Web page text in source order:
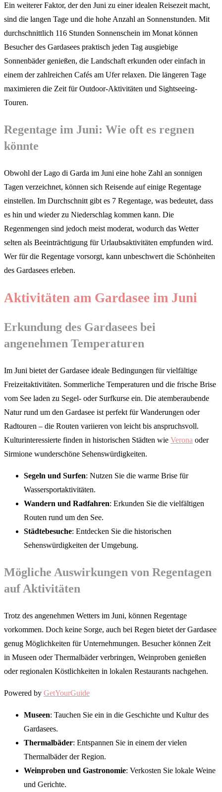
Ein weiterer Faktor, der den Juni zu einer idealen Reisezeit macht,
sind die langen Tage und die hohe Anzahl an Sonnenstunden. Mit
durchschnittlich 116 Stunden Sonnenschein im Monat können
Besucher des Gardasees praktisch jeden Tag ausgiebige
Sonnenbäder genießen, die Landschaft erkunden oder einfach in
einem der zahlreichen Cafés am Ufer relaxen. Die längeren Tage
maximieren die Zeit für Outdoor-Aktivitäten und Sightseeing-
Touren.
Regentage im Juni: Wie oft es regnen
könnte
Obwohl der Lago di Garda im Juni eine hohe Zahl an sonnigen
Tagen verzeichnet, können sich Reisende auf einige Regentage
einstellen. Im Durchschnitt gibt es 7 Regentage, was bedeutet, dass
es hin und wieder zu Niederschlag kommen kann. Die
Regenmengen sind jedoch meist moderat, wodurch das Wetter
selten als Beeinträchtigung für Urlaubsaktivitäten empfunden wird.
Wer für die Regentage vorsorgt, kann unbeschwert die Schönheiten
des Gardasees erleben.
Aktivitäten am Gardasee im Juni
Erkundung des Gardasees bei
angenehmen Temperaturen
Im Juni bietet der Gardasee ideale Bedingungen für vielfältige
Freizeitaktivitäten. Sommerliche Temperaturen und die frische Brise
vom See laden zu Segel- oder Surfkurse ein. Die atemberaubende
Natur rund um den Gardasee ist perfekt für Wanderungen oder
Radtouren – die Routen variieren von leicht bis anspruchsvoll.
Kulturinteressierte finden in historischen Städten wie Verona oder
Sirmione wunderschöne Sehenswürdigkeiten.
Segeln und Surfen: Nutzen Sie die warme Brise für
Wassersportaktivitäten.
Wandern und Radfahren: Erkunden Sie die vielfältigen
Routen rund um den See.
Städtebesuche: Entdecken Sie die historischen
Sehenswürdigkeiten der Umgebung.
Mögliche Auswirkungen von Regentagen
auf Aktivitäten
Trotz des angenehmen Wetters im Juni, können Regentage
vorkommen. Doch keine Sorge, auch bei Regen bietet der Gardasee
genug Möglichkeiten für Unternehmungen. Besucher können Zeit
in Museen oder Thermalbäder verbringen, Weinproben genießen
oder regionalen Köstlichkeiten in lokalen Restaurants nachgehen.
Powered by GetYourGuide
Museen: Tauchen Sie ein in die Geschichte und Kultur des
Gardasees.
Thermalbäder: Entspannen Sie in einem der vielen
Thermalbäder der Region.
Weinproben und Gastronomie: Verkosten Sie lokale Weine
und Gerichte.